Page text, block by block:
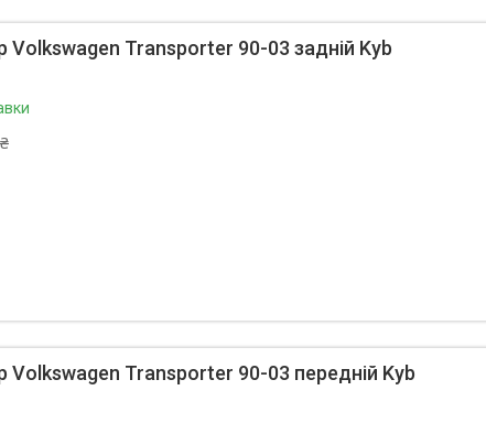
Volkswagen Transporter 90-03 задній Kyb
Volkswagen Transporter 90-03 передній Kyb